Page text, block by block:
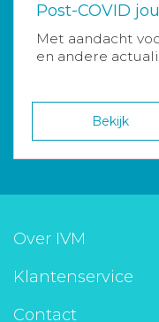
Post-COVID
Met aandacht
en andere
Bekijk
Over IVM
Klantenservice
Contact